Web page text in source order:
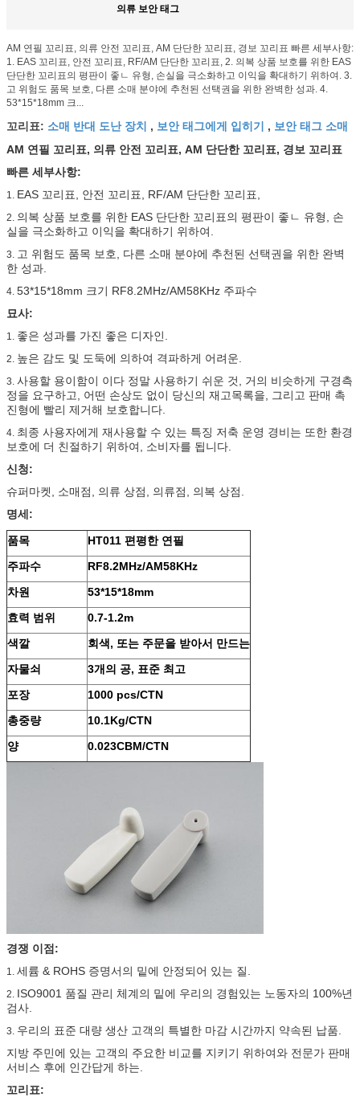
의류 보안 태그
AM 연필 꼬리표, 의류 안전 꼬리표, AM 단단한 꼬리표, 경보 꼬리표 빠른 세부사항:
1. EAS 꼬리표, 안전 꼬리표, RF/AM 단단한 꼬리표, 2. 의복 상품 보호를 위한 EAS
단단한 꼬리표의 평판이 좋ㄴ 유형, 손실을 극소화하고 이익을 확대하기 위하여. 3.
고 위험도 품목 보호, 다른 소매 분야에 추천된 선택권을 위한 완벽한 성과. 4.
53*15*18mm 크...
꼬리표: 소매 반대 도난 장치 , 보안 태그에게 입히기 , 보안 태그 소매
AM 연필 꼬리표, 의류 안전 꼬리표, AM 단단한 꼬리표, 경보 꼬리표
빠른 세부사항:
1. EAS 꼬리표, 안전 꼬리표, RF/AM 단단한 꼬리표,
2. 의복 상품 보호를 위한 EAS 단단한 꼬리표의 평판이 좋ㄴ 유형, 손
실을 극소화하고 이익을 확대하기 위하여.
3. 고 위험도 품목 보호, 다른 소매 분야에 추천된 선택권을 위한 완벽
한 성과.
4. 53*15*18mm 크기 RF8.2MHz/AM58KHz 주파수
묘사:
1. 좋은 성과를 가진 좋은 디자인.
2. 높은 감도 및 도둑에 의하여 격파하게 어려운.
3. 사용할 용이함이 이다 정말 사용하기 쉬운 것, 거의 비슷하게 구경측
정을 요구하고, 어떤 손상도 없이 당신의 재고목록을, 그리고 판매 촉
진형에 빨리 제거해 보호합니다.
4. 최종 사용자에게 재사용할 수 있는 특징 저축 운영 경비는 또한 환경
보호에 더 친절하기 위하여, 소비자를 됩니다.
신청:
슈퍼마켓, 소매점, 의류 상점, 의류점, 의복 상점.
명세:
품목
HT011 편평한 연필
주파수
RF8.2MHz/AM58KHz
차원
53*15*18mm
효력 범위
0.7-1.2m
색깔
회색, 또는 주문을 받아서 만드는
자물쇠
3개의 공, 표준 최고
포장
1000 pcs/CTN
총중량
10.1Kg/CTN
양
0.023CBM/CTN
경쟁 이점:
1. 세륨 & ROHS 증명서의 밑에 안정되어 있는 질.
2. ISO9001 품질 관리 체계의 밑에 우리의 경험있는 노동자의 100%년
검사.
3. 우리의 표준 대량 생산 고객의 특별한 마감 시간까지 약속된 납품.
지방 주민에 있는 고객의 주요한 비교를 지키기 위하여와 전문가 판매
서비스 후에 인간답게 하는.
꼬리표: